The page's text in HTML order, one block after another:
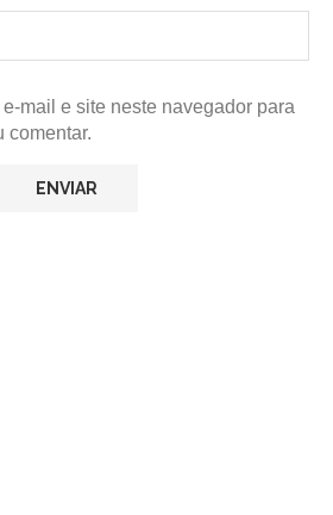
mail e site neste navegador para
comentar.